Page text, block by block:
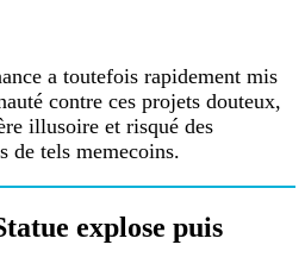
a toutefois rapidement mis
contre ces projets douteux,
illusoire et risqué des
de tels memecoins.
explose puis